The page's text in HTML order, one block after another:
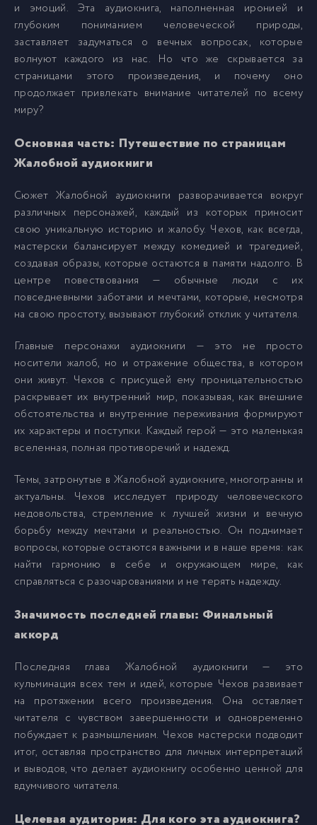
Ночь перед судом
10 Ночь перед судом ч2
11 Ну, публика!
12 Письмо к ученому соседу
14 Радость
Роман с кантрабасом
16 Сапоги
Смерть чиновника
18 Толстый и тонкий
19 Унтер Пришибаев
20 Хирургия
и эмоций. Эта аудиокнига, наполненная иронией и
глубоким пониманием человеческой природы,
заставляет задуматься о вечных вопросах, которые
волнуют каждого из нас. Но что же скрывается за
страницами этого произведения, и почему оно
продолжает привлекать внимание читателей по всему
миру?
Основная часть: Путешествие по страницам
Жалобной аудиокниги
Сюжет Жалобной аудиокниги разворачивается вокруг
различных персонажей, каждый из которых приносит
свою уникальную историю и жалобу. Чехов, как всегда,
мастерски балансирует между комедией и трагедией,
создавая образы, которые остаются в памяти надолго. В
центре повествования — обычные люди с их
повседневными заботами и мечтами, которые, несмотря
на свою простоту, вызывают глубокий отклик у читателя.
Главные персонажи аудиокниги — это не просто
носители жалоб, но и отражение общества, в котором
они живут. Чехов с присущей ему проницательностью
раскрывает их внутренний мир, показывая, как внешние
обстоятельства и внутренние переживания формируют
их характеры и поступки. Каждый герой — это маленькая
вселенная, полная противоречий и надежд.
Темы, затронутые в Жалобной аудиокниге, многогранны и
актуальны. Чехов исследует природу человеческого
недовольства, стремление к лучшей жизни и вечную
борьбу между мечтами и реальностью. Он поднимает
вопросы, которые остаются важными и в наше время: как
найти гармонию в себе и окружающем мире, как
справляться с разочарованиями и не терять надежду.
Значимость последней главы: Финальный
аккорд
Последняя глава Жалобной аудиокниги — это
кульминация всех тем и идей, которые Чехов развивает
на протяжении всего произведения. Она оставляет
читателя с чувством завершенности и одновременно
побуждает к размышлениям. Чехов мастерски подводит
итог, оставляя пространство для личных интерпретаций
и выводов, что делает аудиокнигу особенно ценной для
вдумчивого читателя.
Целевая аудитория: Для кого эта аудиокнига?